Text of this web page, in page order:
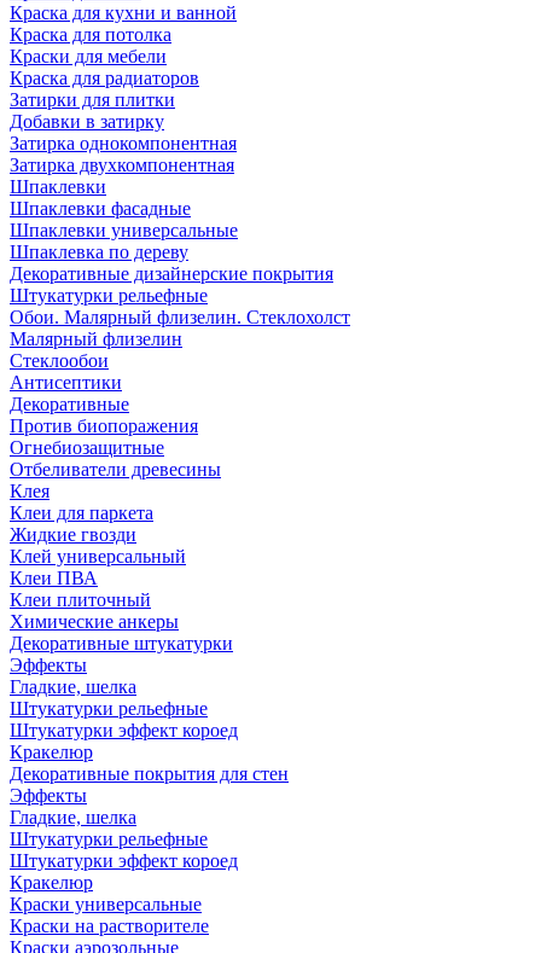
Краска для кухни и ванной
Краска для потолка
Краски для мебели
Краска для радиаторов
Затирки для плитки
Добавки в затирку
Затирка однокомпонентная
Затирка двухкомпонентная
Шпаклевки
Шпаклевки фасадные
Шпаклевки универсальные
Шпаклевка по дереву
Декоративные дизайнерские покрытия
Штукатурки рельефные
Обои. Малярный флизелин. Стеклохолст
Малярный флизелин
Стеклообои
Антисептики
Декоративные
Против биопоражения
Огнебиозащитные
Отбеливатели древесины
Клея
Клеи для паркета
Жидкие гвозди
Клей универсальный
Клеи ПВА
Клеи плиточный
Химические анкеры
Декоративные штукатурки
Эффекты
Гладкие, шелка
Штукатурки рельефные
Штукатурки эффект короед
Кракелюр
Декоративные покрытия для стен
Эффекты
Гладкие, шелка
Штукатурки рельефные
Штукатурки эффект короед
Кракелюр
Краски универсальные
Краски на растворителе
Краски аэрозольные